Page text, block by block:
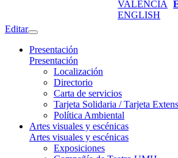
VALENCIÀ
ENGLISH
Editar
Presentación
Presentación
Localización
Directorio
Carta de servicios
Tarjeta Solidaria / Tarjeta
Política Ambiental
Artes visuales y escénicas
Artes visuales y escénicas
Exposiciones